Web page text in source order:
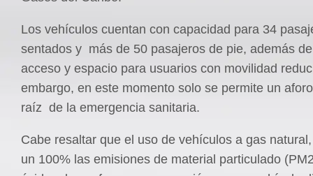
Los vehículos cuentan con capacidad para 34
sentados y más de 50 pasajeros de pie, además
acceso y espacio para usuarios con movilidad
embargo, en este momento solo se permite un
raíz de la emergencia sanitaria.
Cabe resaltar que el uso de vehículos a gas
un 100% las emisiones de material particulado